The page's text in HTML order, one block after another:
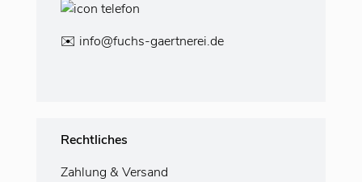
✉️ info@fuchs-gaertnerei.de
Rechtliches
Zahlung & Versand